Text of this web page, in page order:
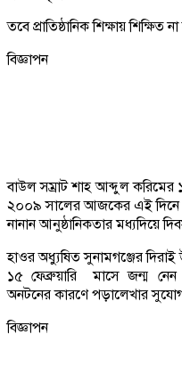
তবে প্রাতিষ্ঠানিক শিক্ষায় শিক্ষিত
বিজ্ঞাপন
বাউল সম্রাট শাহ আব্দুল করিমের
২০০৯ সালের আজকের এই দিনে
নানান আনুষ্ঠানিকতার মধ্যদিয়ে
হাওর অধ্যুষিত সুনামগঞ্জের
১৫ ফেব্রুয়ারি মাসে জন্ম
অনটনের কারণে পড়ালেখার
বিজ্ঞাপন